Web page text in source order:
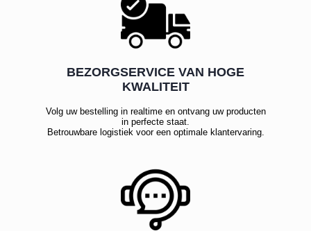
BEZORGSERVICE VAN HOGE
KWALITEIT
Volg uw bestelling in realtime en ontvang uw producten
in perfecte staat.
Betrouwbare logistiek voor een optimale klantervaring.